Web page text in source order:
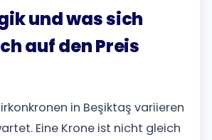
und was sich
auf den Preis
in Beşiktaş variieren
Eine Krone ist nicht gleich